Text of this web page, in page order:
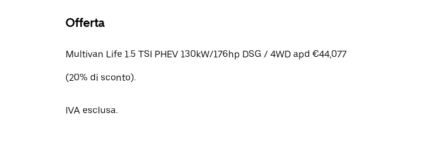
Offerta
Multivan Life 1.5 TSI PHEV 130kW/176hp DSG / 4WD apd €44,077
(20% di sconto).
IVA esclusa.